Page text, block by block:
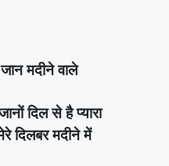
मदीने वाले
दिल से है प्यारा
दिलबर मदीने में